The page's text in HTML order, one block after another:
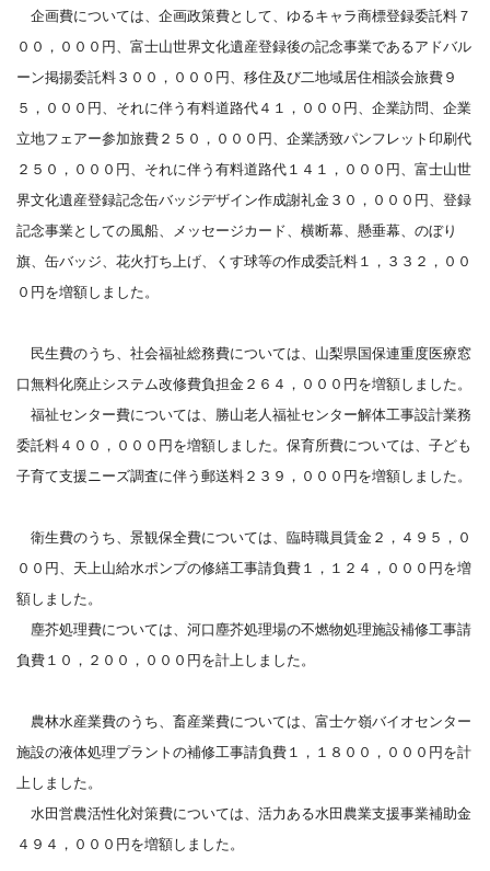
企画費については、企画政策費として、ゆるキャラ商標登録委託料７
００，０００円、富士山世界文化遺産登録後の記念事業であるアドバル
ーン掲揚委託料３００，０００円、移住及び二地域居住相談会旅費９
５，０００円、それに伴う有料道路代４１，０００円、企業訪問、企業
立地フェアー参加旅費２５０，０００円、企業誘致パンフレット印刷代
２５０，０００円、それに伴う有料道路代１４１，０００円、富士山世
界文化遺産登録記念缶バッジデザイン作成謝礼金３０，０００円、登録
記念事業としての風船、メッセージカード、横断幕、懸垂幕、のぼり
旗、缶バッジ、花火打ち上げ、くす球等の作成委託料１，３３２，００
０円を増額しました。
民生費のうち、社会福祉総務費については、山梨県国保連重度医療窓
口無料化廃止システム改修費負担金２６４，０００円を増額しました。
福祉センター費については、勝山老人福祉センター解体工事設計業務
委託料４００，０００円を増額しました。 保育所費については、子ども
子育て支援ニーズ調査に伴う郵送料２３９，０００円を増額しました。
衛生費のうち、景観保全費については、臨時職員賃金２，４９５，０
００円、天上山給水ポンプの修繕工事請負費１，１２４，０００円を増
額しました。
塵芥処理費については、河口塵芥処理場の不燃物処理施設補修工事請
負費１０，２００，０００円を計上しました。
農林水産業費のうち、畜産業費については、富士ケ嶺バイオセンター
施設の液体処理プラントの補修工事請負費１，１８００，０００円を計
上しました。
水田営農活性化対策費については、活力ある水田農業支援事業補助金
４９４，０００円を増額しました。